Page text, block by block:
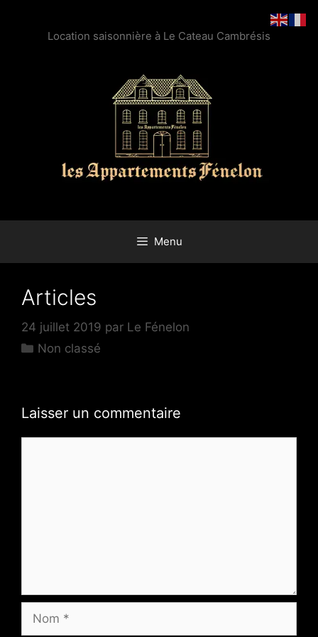
Location saisonnière à Le Cateau Cambrésis
Menu
Articles
24 juillet 2019 par Le Fénelon
Non classé
Laisser un commentaire